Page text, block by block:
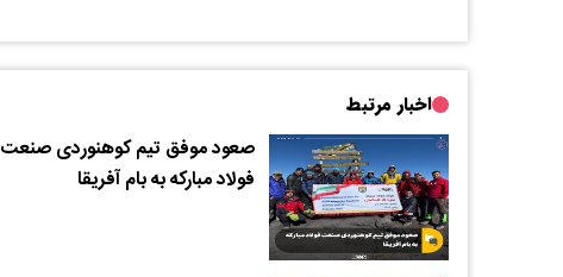
اخبار مرتبط
صعود موفق تیم کوهنوردی صنعت
فولاد مبارکه به بام آفریقا